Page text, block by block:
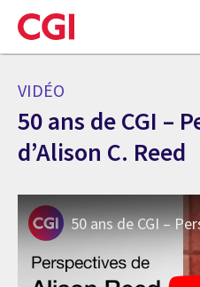
Skip
to
main
VIDÉO
50 ans de CGI –
d’Alison C. Reed
50 ans de CGI –